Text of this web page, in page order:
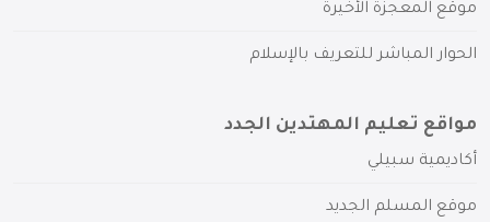
موقع المعجزة الأخيرة
الحوار المباشر للتعريف بالإسلام
مواقع تعليم المهتدين الجدد
أكاديمية سبيلي
موقع المسلم الجديد